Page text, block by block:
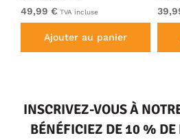
49,99 € TVA incluse
Ajouter au panier
INSCRIVEZ-VOUS À
BÉNÉFICIEZ DE 10 % DE